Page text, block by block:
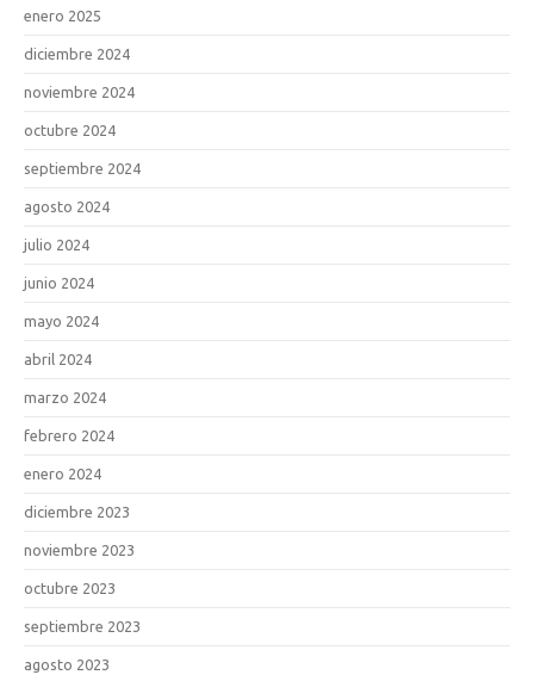
enero 2025
diciembre 2024
noviembre 2024
octubre 2024
septiembre 2024
agosto 2024
julio 2024
junio 2024
mayo 2024
abril 2024
marzo 2024
febrero 2024
enero 2024
diciembre 2023
noviembre 2023
octubre 2023
septiembre 2023
agosto 2023